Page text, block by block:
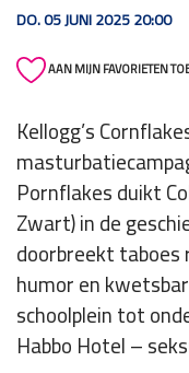
DO. 05 JUNI 2025 20:00
AAN MIJN FAVORIETEN
Kellogg’s
Pornflakes duikt
Zwart) in de
doorbreekt
humor en
schoolplein tot
Habbo Hotel –